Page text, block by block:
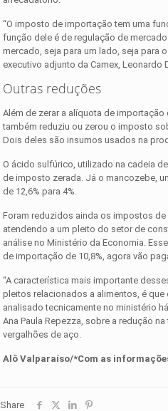
“O imposto de importação tem uma
função dele é de regulação de
mercado, seja para um lado, seja para
executivo adjunto da Camex, Leonardo
Outras reduções
Além de zerar a alíquota de
também reduziu ou zerou o imposto
Dois deles são insumos usados na
O ácido sulfúrico, utilizado na cadeia
de imposto zerada. Já o mancozebe,
de 12,6% para 4%.
Foram reduzidos ainda os impostos
atendendo a um pleito do setor de
análise no Ministério da Economia.
de importação de 10,8%, agora vão
“A característica mais importante
pleitos relacionados a alimentos, é que
analisado tecnicamente no ministério
Ana Paula Repezza, sobre a redução
vergalhões de aço.
Alô Valparaíso/*Com as
Share